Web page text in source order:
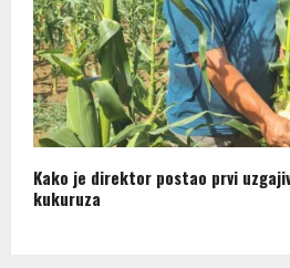
Kako je direktor postao prvi
kukuruza